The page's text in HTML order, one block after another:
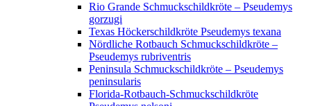
Rio Grande Schmuckschildkröte – Pseudemys
gorzugi
Texas Höckerschildkröte Pseudemys texana
Nördliche Rotbauch Schmuckschildkröte –
Pseudemys rubriventris
Peninsula Schmuckschildkröte – Pseudemys
peninsularis
Florida-Rotbauch-Schmuckschildkröte